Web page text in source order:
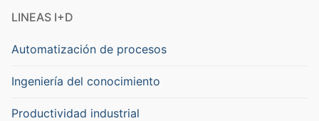
LINEAS I+D
Automatización de procesos
Ingeniería del conocimiento
Productividad industrial